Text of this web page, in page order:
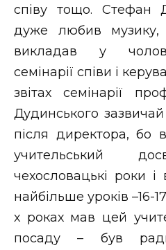
співу тощо. Стефан
дуже любив музику,
викладав у
семінарії співи і
звітах семінарії
Дудинського
після директора, бо
учительський
чехословацькі роки
найбільше уроків –16-
х роках мав цей
посаду – був